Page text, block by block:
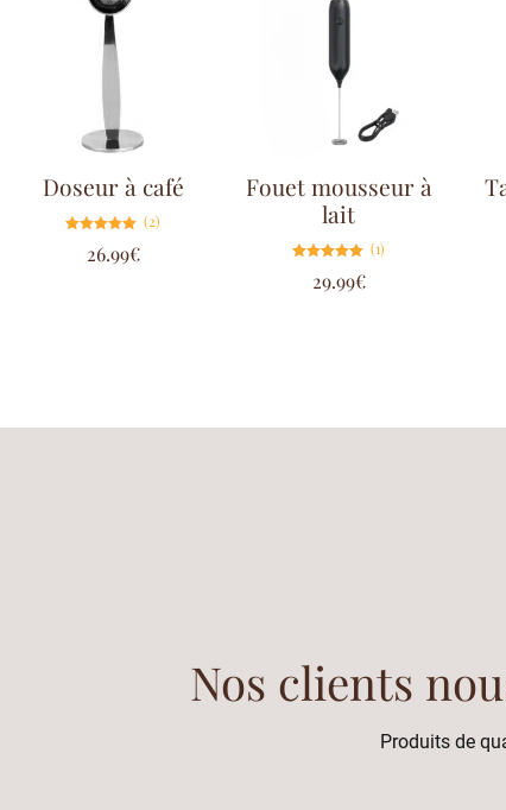
Doseur à café
5.00
sur 5
(2)
26.99€
Fouet mousseur à
lait
5.00
sur 5
(1)
29.99€
Nos clients
Produits de